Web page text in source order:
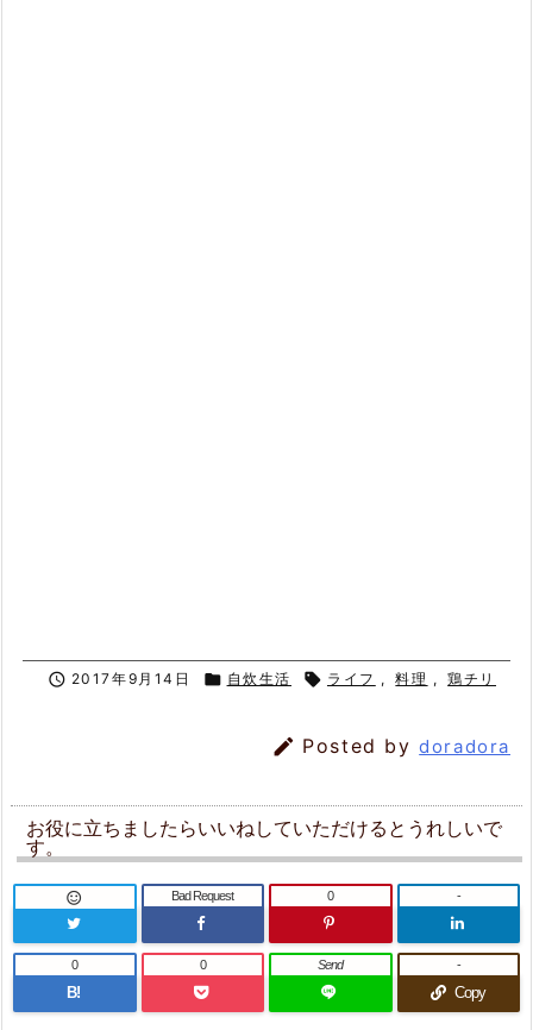
 2017年9月14日  自炊生活  ライフ , 料理 , 鶏チリ
 Posted bydoradora
お役に立ちましたらいいねしていただけるとうれしいで
す。
 Bad Request 0 -
B!
0 0 Send
Copy
-